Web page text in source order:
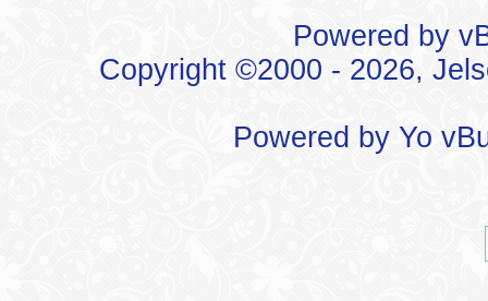
Powered by
Copyright ©2000 - 2026,
Powered by Yo